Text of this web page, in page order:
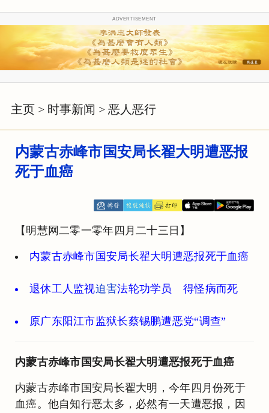
ADVERTISEMENT
主页 > 时事新闻 > 恶人恶行
内蒙古赤峰市国安局长翟大明遭恶报
死于血癌
【明慧网二零一零年四月二十三日】
内蒙古赤峰市国安局长翟大明遭恶报死于血癌
退休工人监视迫害法轮功学员 得怪病而死
原广东阳江市监狱长蔡锡鹏遭恶党“调查”
内蒙古赤峰市国安局长翟大明遭恶报死于血癌
内蒙古赤峰市国安局长翟大明，今年四月份死于
血癌。他自知行恶太多，必然有一天遭恶报，因